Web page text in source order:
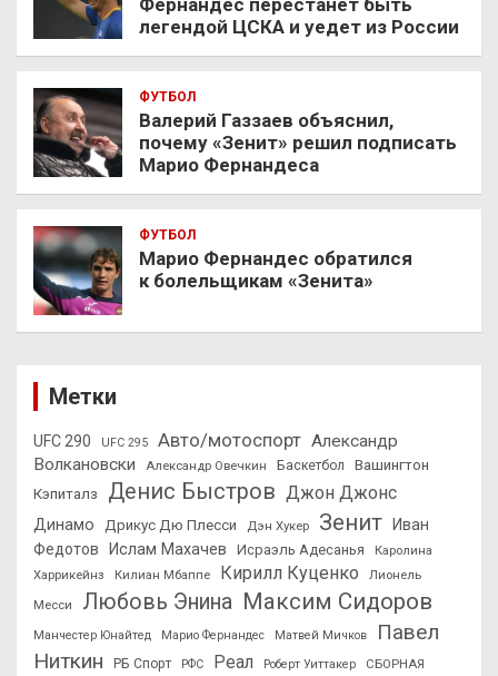
Фернандес перестанет быть
легендой ЦСКА и уедет из России
ФУТБОЛ
Валерий Газзаев объяснил,
почему «Зенит» решил подписать
Марио Фернандеса
ФУТБОЛ
Марио Фернандес обратился
к болельщикам «Зенита»
Метки
UFC 290 UFC 295 Авто/мотоспорт Александр
Волкановски
Александр Овечкин Баскетбол
Вашингтон
Кэпиталз
Денис Быстров Джон Джонс
Динамо Дрикус Дю Плесси Дэн Хукер Зенит
Иван
Федотов
Ислам Махачев Исраэль Адесанья
Каролина
Харрикейнз
Килиан Мбаппе Кирилл Куценко
Лионель
Месси
Любовь Энина Максим Сидоров
Манчестер Юнайтед Марио Фернандес Матвей Мичков
Павел
Ниткин
РБ Спорт РФС Реал Роберт Уиттакер
СБОРНАЯ